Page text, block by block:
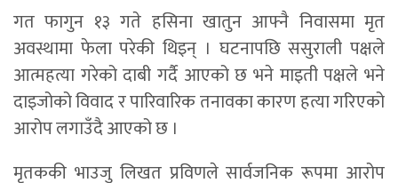
गत फागुन १३ गते हसिना खातुन आफ्नै निवासमा मृत
अवस्थामा फेला परेकी थिइन् । घटनापछि ससुराली पक्षले
आत्महत्या गरेको दाबी गर्दै आएको छ भने माइती पक्षले भने
दाइजोको विवाद र पारिवारिक तनावका कारण हत्या गरिएको
आरोप लगाउँदै आएको छ ।
मृतककी भाउजु लिखत प्रविणले सार्वजनिक रूपमा आरोप